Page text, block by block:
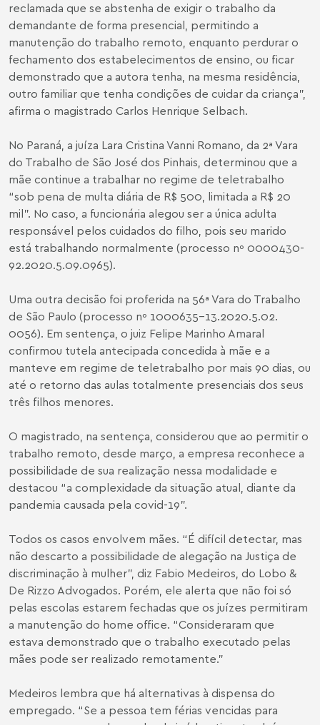
reclamada que se abstenha de exigir o trabalho da
demandante de forma presencial, permitindo a
manutenção do trabalho remoto, enquanto perdurar o
fechamento dos estabelecimentos de ensino, ou ficar
demonstrado que a autora tenha, na mesma residência,
outro familiar que tenha condições de cuidar da criança”,
afirma o magistrado Carlos Henrique Selbach.
No Paraná, a juíza Lara Cristina Vanni Romano, da 2ª Vara
do Trabalho de São José dos Pinhais, determinou que a
mãe continue a trabalhar no regime de teletrabalho
“sob pena de multa diária de R$ 500, limitada a R$ 20
mil”. No caso, a funcionária alegou ser a única adulta
responsável pelos cuidados do filho, pois seu marido
está trabalhando normalmente (processo nº 0000430-
92.2020.5.09.0965).
Uma outra decisão foi proferida na 56ª Vara do Trabalho
de São Paulo (processo nº 1000635-13.2020.5.02.
0056). Em sentença, o juiz Felipe Marinho Amaral
confirmou tutela antecipada concedida à mãe e a
manteve em regime de teletrabalho por mais 90 dias, ou
até o retorno das aulas totalmente presenciais dos seus
três filhos menores.
O magistrado, na sentença, considerou que ao permitir o
trabalho remoto, desde março, a empresa reconhece a
possibilidade de sua realização nessa modalidade e
destacou “a complexidade da situação atual, diante da
pandemia causada pela covid-19”.
Todos os casos envolvem mães. “É difícil detectar, mas
não descarto a possibilidade de alegação na Justiça de
discriminação à mulher”, diz Fabio Medeiros, do Lobo &
De Rizzo Advogados. Porém, ele alerta que não foi só
pelas escolas estarem fechadas que os juízes permitiram
a manutenção do home office. “Consideraram que
estava demonstrado que o trabalho executado pelas
mães pode ser realizado remotamente.”
Medeiros lembra que há alternativas à dispensa do
empregado. “Se a pessoa tem férias vencidas para